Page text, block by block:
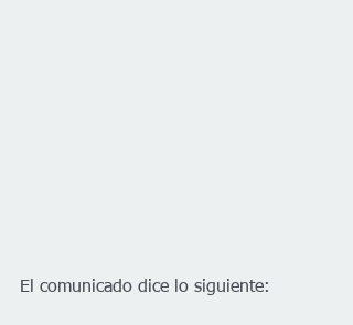
El comunicado dice lo siguiente: